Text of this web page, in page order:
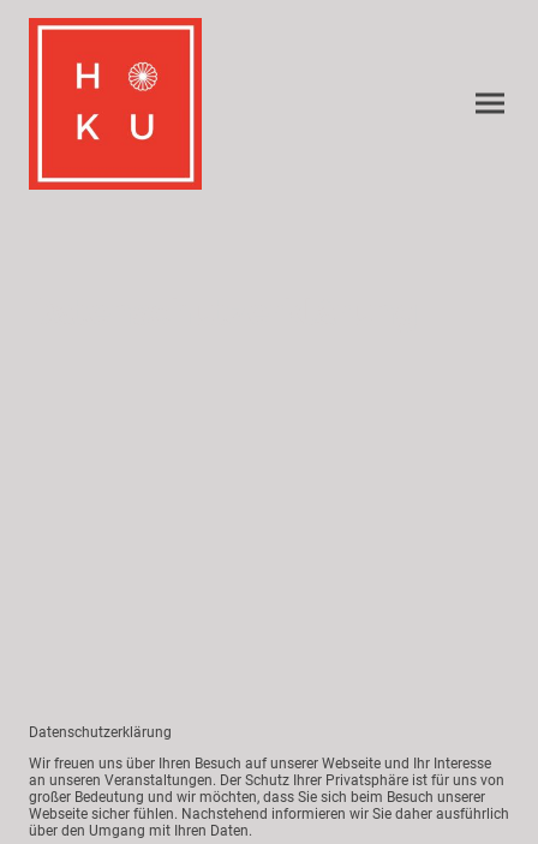
Datenschutzerklärung
Wir freuen uns über Ihren Besuch auf unserer Webseite und Ihr Interesse
an unseren Veranstaltungen. Der Schutz Ihrer Privatsphäre ist für uns von
großer Bedeutung und wir möchten, dass Sie sich beim Besuch unserer
Webseite sicher fühlen. Nachstehend informieren wir Sie daher ausführlich
über den Umgang mit Ihren Daten.